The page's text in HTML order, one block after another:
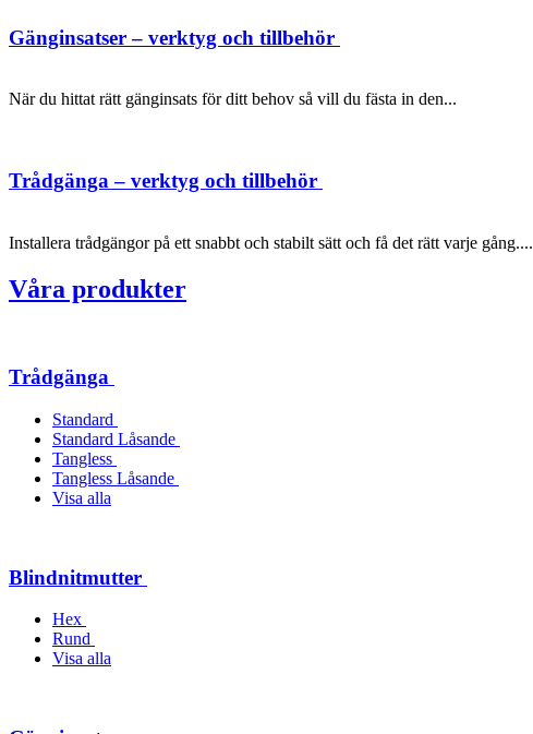
Gänginsatser – verktyg och tillbehör
När du hittat rätt gänginsats för ditt behov så vill du fästa in den...
Trådgänga – verktyg och tillbehör
Installera trådgängor på ett snabbt och stabilt sätt och få det rätt varje gång....
Våra produkter
Trådgänga
Standard
Standard Låsande
Tangless
Tangless Låsande
Visa alla
Blindnitmutter
Hex
Rund
Visa alla